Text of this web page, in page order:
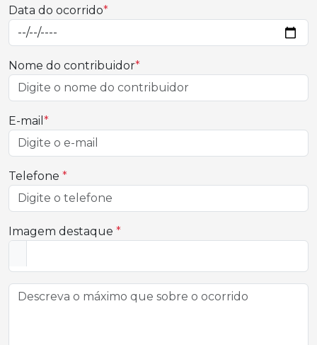
Data do ocorrido*
Nome do contribuidor*
E-mail *
Telefone *
Imagem destaque *